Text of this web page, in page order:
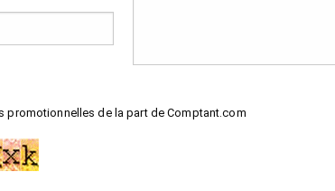
promotionnelles de la part de Comptant.com